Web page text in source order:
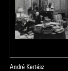
André Kertész